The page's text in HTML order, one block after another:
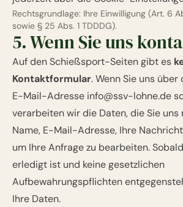
Rechtsgrundlage: Ihre Einwilligung (Art. 6
sowie § 25 Abs. 1 TDDDG).
5. Wenn Sie uns
Auf den Schießsport-Seiten gibt es
Kontaktformular. Wenn Sie uns
E-Mail-Adresse info@ssv-lohne.de
verarbeiten wir die Daten, die Sie uns
Name, E-Mail-Adresse, Ihre
um Ihre Anfrage zu bearbeiten.
erledigt ist und keine gesetzlichen
Aufbewahrungspflichten
Ihre Daten.